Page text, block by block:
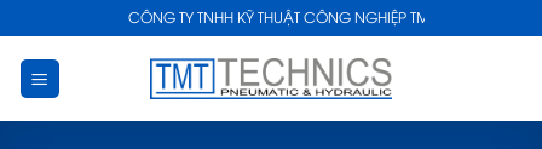
to
content
CÔNG TY TNHH KỸ THUẬT CÔNG NGHIỆP TMT